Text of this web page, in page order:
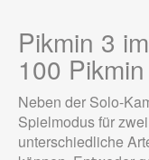
Pikmin 3
100 Pikmin
Neben der Solo-
Spielmodus für
unterschiedliche